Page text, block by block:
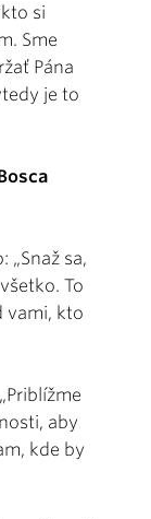
si
Sme
Pána
je to
„Snaž sa,
To
vami, kto
aby
kde by